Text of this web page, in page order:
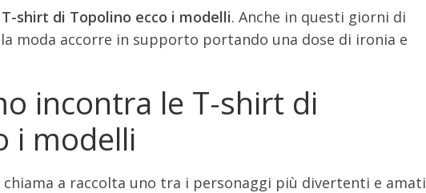
shirt di Topolino ecco i modelli. Anche in questi giorni di
moda accorre in supporto portando una dose di ironia e
incontra le T-shirt di
i modelli
chiama a raccolta uno tra i personaggi più divertenti e amati